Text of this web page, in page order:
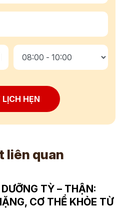
HẸN
liên quan
TỲ – THẬN:
CƠ THỂ KHỎE TỪ